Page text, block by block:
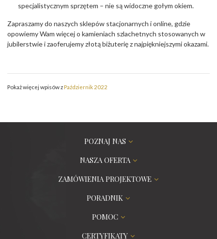
specjalistycznym sprzętem – nie są widoczne gołym okiem.
Zapraszamy do naszych sklepów stacjonarnych i online, gdzie
opowiemy Wam więcej o kamieniach szlachetnych stosowanych w
jubilerstwie i zaoferujemy złotą biżuterię z najpiękniejszymi okazami.
Pokaż więcej wpisów zPaździernik 2022
POZNAJ NAS
NASZA OFERTA
ZAMÓWIENIA PROJEKTOWE
PORADNIK
POMOC
CERTYFIKATY